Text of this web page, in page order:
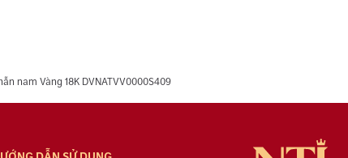
nam Vàng 18K DVNATVV0000S409